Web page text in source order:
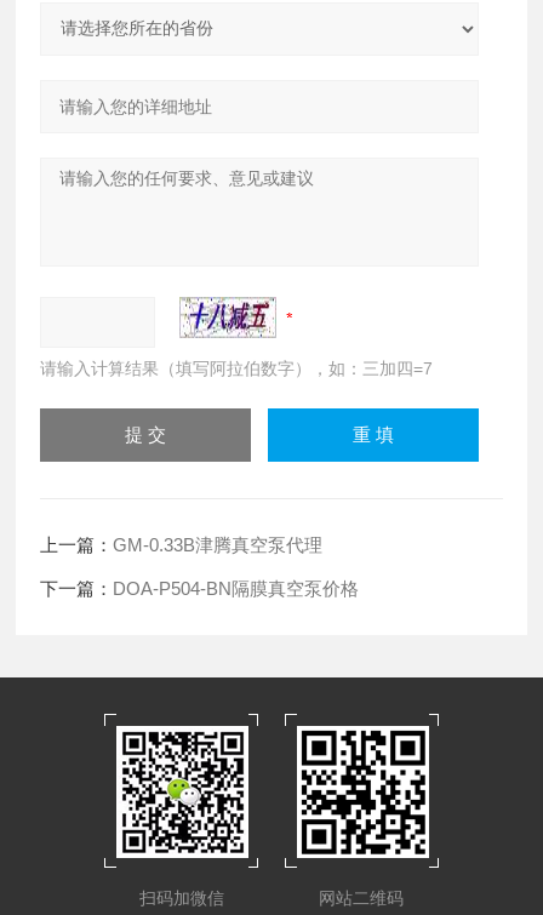
请输入计算结果（填写阿拉伯数字），如：三加四=7
上一篇：GM-0.33B津腾真空泵代理
下一篇： DOA-P504-BN隔膜真空泵价格
扫码加微信 网站二维码